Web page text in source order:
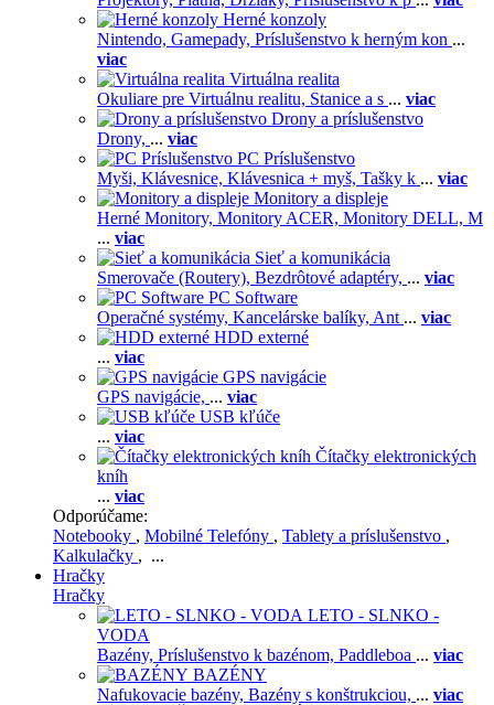
Herné konzoly
Nintendo, Gamepady, Príslušenstvo k herným kon ...
viac
Virtuálna realita
Okuliare pre Virtuálnu realitu, Stanice a s ... viac
Drony a príslušenstvo
Drony, ... viac
PC Príslušenstvo
Myši, Klávesnice, Klávesnica + myš, Tašky k ... viac
Monitory a displeje
Herné Monitory, Monitory ACER, Monitory DELL, M
... viac
Sieť a komunikácia
Smerovače (Routery), Bezdrôtové adaptéry, ... viac
PC Software
Operačné systémy, Kancelárske balíky, Ant ... viac
HDD externé
... viac
GPS navigácie
GPS navigácie, ... viac
USB kľúče
... viac
Čítačky elektronických
kníh
... viac
Odporúčame:
Notebooky , Mobilné Telefóny , Tablety a príslušenstvo ,
Kalkulačky , ...
Hračky
Hračky
LETO - SLNKO -
VODA
Bazény, Príslušenstvo k bazénom, Paddleboa ... viac
BAZÉNY
Nafukovacie bazény, Bazény s konštrukciou, ... viac